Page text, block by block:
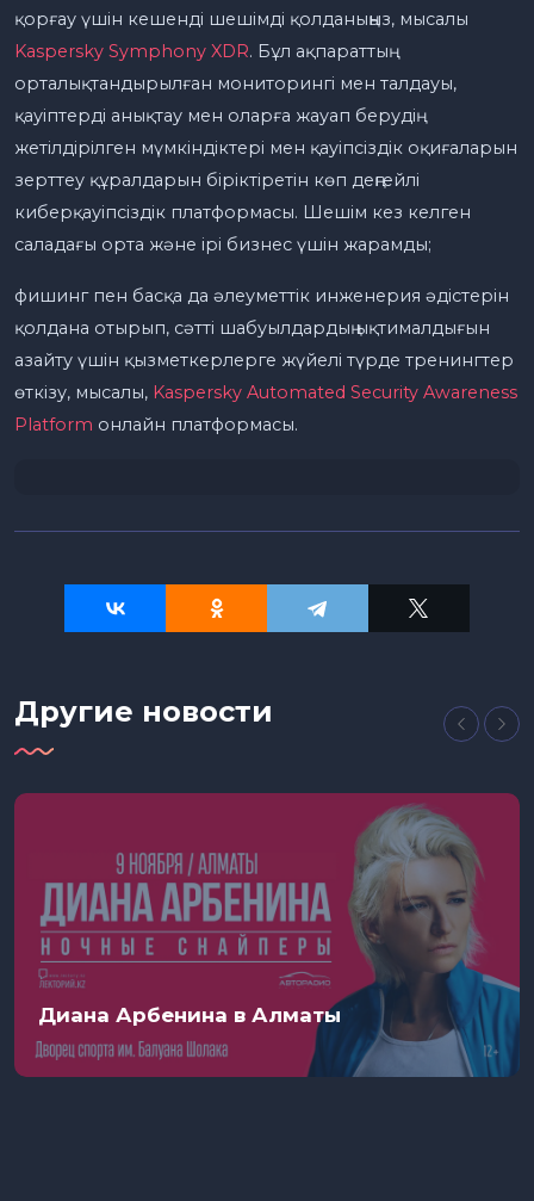
қорғау үшін кешенді шешімді қолданыңыз, мысалы
Kaspersky Symphony XDR. Бұл ақпараттың
орталықтандырылған мониторингі мен талдауы,
қауіптерді анықтау мен оларға жауап берудің
жетілдірілген мүмкіндіктері мен қауіпсіздік оқиғаларын
зерттеу құралдарын біріктіретін көп деңгейлі
киберқауіпсіздік платформасы. Шешім кез келген
саладағы орта және ірі бизнес үшін жарамды;
фишинг пен басқа да әлеуметтік инженерия әдістерін
қолдана отырып, сәтті шабуылдардың ықтималдығын
азайту үшін қызметкерлерге жүйелі түрде тренингтер
өткізу, мысалы, Kaspersky Automated Security Awareness
Platform онлайн платформасы.
Другие новости
Диана Арбенина в Алматы